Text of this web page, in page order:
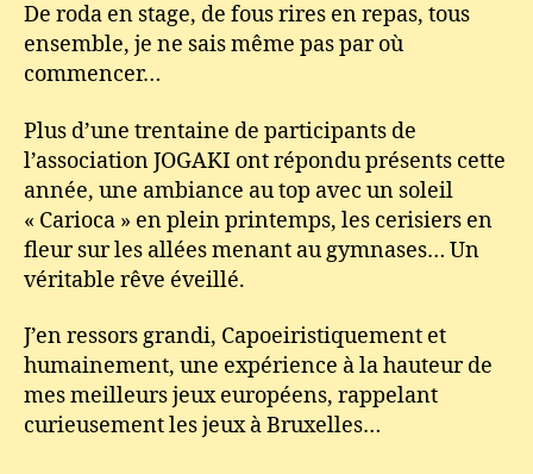
De roda en stage, de fous rires en repas, tous
ensemble, je ne sais même pas par où
commencer…
Plus d’une trentaine de participants de
l’association JOGAKI ont répondu présents cette
année, une ambiance au top avec un soleil
« Carioca » en plein printemps, les cerisiers en
fleur sur les allées menant au gymnases… Un
véritable rêve éveillé.
J’en ressors grandi, Capoeiristiquement et
humainement, une expérience à la hauteur de
mes meilleurs jeux européens, rappelant
curieusement les jeux à Bruxelles…